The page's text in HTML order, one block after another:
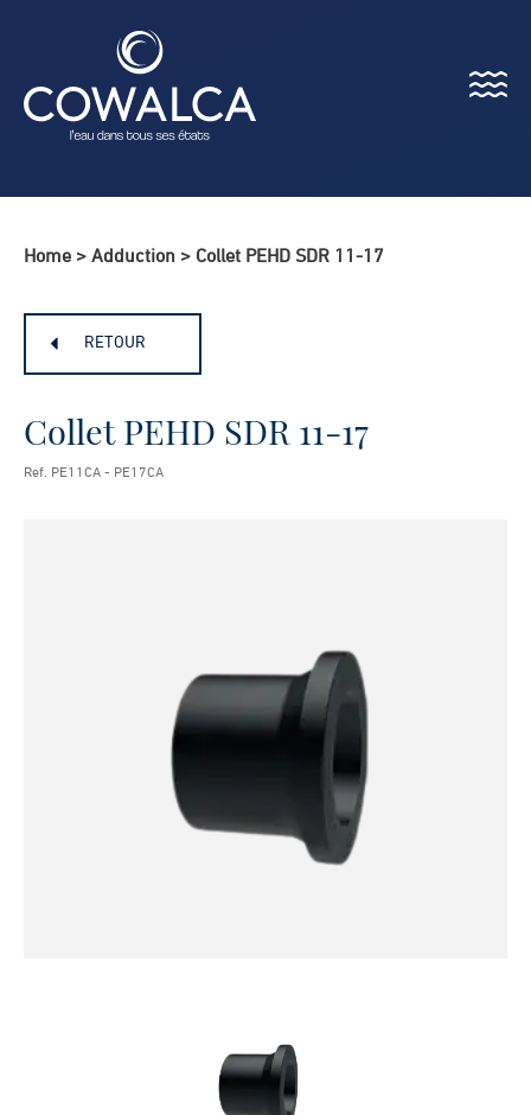
Menu
Home > Adduction > Collet PEHD SDR 11-17
RETOUR
Collet PEHD SDR 11-17
Ref. PE11CA - PE17CA